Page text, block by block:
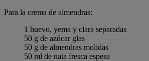
Para la crema de almendras:
1 huevo, yema y clara separadas
50 g de azúcar glas
50 g de almendras molidas
50 ml de nata fresca espesa